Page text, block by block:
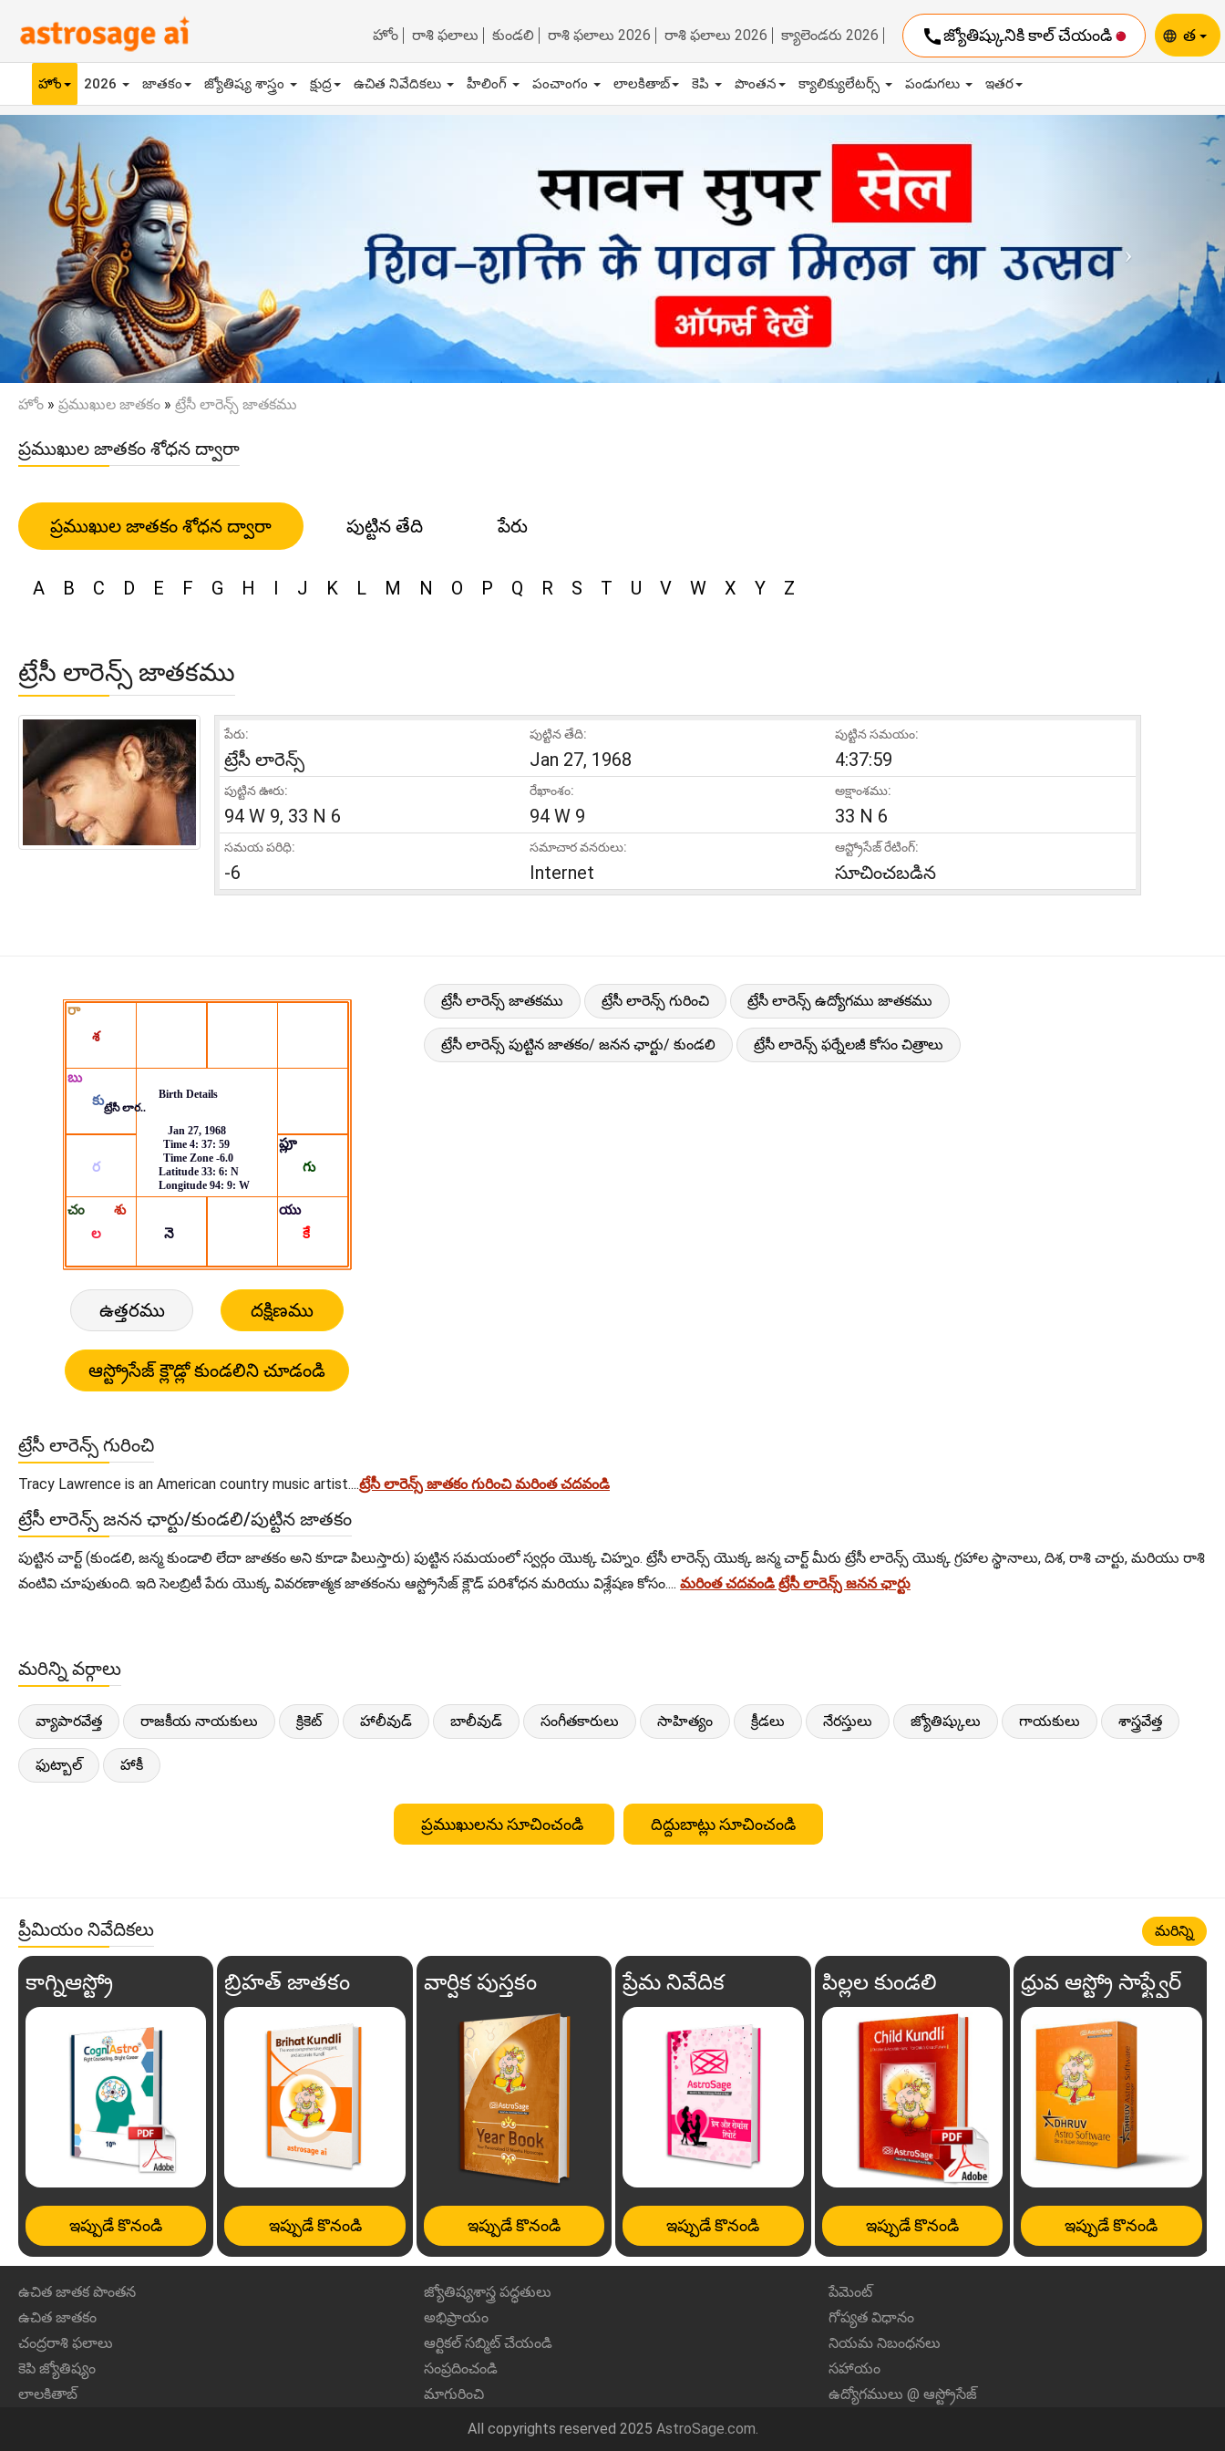
హోం రాశి ఫలాలు కుండలి రాశి ఫలాలు 2026 రాశి ఫలాలు 2026 క్యాలెండరు 2026 callజ్యోతిష్కునికి కాల్ చేయండి language త
హోం 2026 జాతకం జ్యోతిష్య శాస్త్రం క్షుద్ర ఉచిత నివేదికలు హీలింగ్ పంచాంగం లాలకితాబ్ కెపి పొంతన క్యాలిక్యులేటర్స్ పండుగలు ఇతర
Previous
హోం » ప్రముఖుల జాతకం » ట్రేసీ లారెన్స్ జాతకము
ప్రముఖుల జాతకం శోధన ద్వారా
ప్రముఖుల జాతకం శోధన ద్వారా పుట్టిన తేది పేరు
A B C D E F G H I J K L M N O P Q R S T U V W X Y Z
ట్రేసీ లారెన్స్ జాతకము
పేరు:
ట్రేసీ లారెన్స్
పుట్టిన తేది:
Jan 27, 1968
పుట్టిన సమయం:
4:37:59
పుట్టిన ఊరు:
94 W 9, 33 N 6
రేఖాంశం:
94 W 9
అక్షాంశము:
33 N 6
సమయ పరిధి:
-6
సమాచార వనరులు:
Internet
ఆస్ట్రోసేజ్ రేటింగ్:
సూచించబడిన
ఉత్తరము దక్షిణము
ట్రేసీ లారెన్స్ జాతకము ట్రేసీ లారెన్స్ గురించి ట్రేసీ లారెన్స్ ఉద్యోగము జాతకము
ట్రేసీ లారెన్స్ పుట్టిన జాతకం/ జనన ఛార్టు/ కుండలి ట్రేసీ లారెన్స్ ఫర్నేలజీ కోసం చిత్రాలు
ట్రేసీ లారెన్స్ గురించి
Tracy Lawrence is an American country music artist....ట్రేసీ లారెన్స్ జాతకం గురించి మరింత చదవండి
ట్రేసీ లారెన్స్ జనన ఛార్టు/కుండలి/పుట్టిన జాతకం
పుట్టిన చార్ట్ (కుండలి, జన్మ కుండాలి లేదా జాతకం అని కూడా పిలుస్తారు) పుట్టిన సమయంలో స్వర్గం యొక్క చిహ్నం. ట్రేసీ లారెన్స్ యొక్క జన్మ చార్ట్ మీరు ట్రేసీ లారెన్స్ యొక్క గ్రహాల స్థానాలు, దిశ, రాశి చార్టు, మరియు రాశి
వంటివి చూపుతుంది. ఇది సెలబ్రిటీ పేరు యొక్క వివరణాత్మక జాతకంను ఆస్ట్రోసేజ్ క్లౌడ్ పరిశోధన మరియు విశ్లేషణ కోసం.... మరింత చదవండి ట్రేసీ లారెన్స్ జనన ఛార్టు
మరిన్ని వర్గాలు
వ్యాపారవేత్త రాజకీయ నాయకులు క్రికెట్ హాలీవుడ్ బాలీవుడ్ సంగీతకారులు సాహిత్యం క్రీడలు నేరస్తులు జ్యోతిష్కులు గాయకులు శాస్త్రవేత్త
ఫుట్బాల్ హాకీ
ప్రముఖులను సూచించండి దిద్దుబాట్లు సూచించండి
ప్రీమియం నివేదికలు మరిన్ని
కాగ్నిఆస్ట్రో
ఇప్పుడే కొనండి
బ్రిహత్ జాతకం
ఇప్పుడే కొనండి
వార్షిక పుస్తకం
ఇప్పుడే కొనండి
ప్రేమ నివేదిక
ఇప్పుడే కొనండి
పిల్లల కుండలి
ఇప్పుడే కొనండి
ధ్రువ ఆస్ట్రో సాఫ్ట్వేర్
ఇప్పుడే కొనండి
ఉచిత జాతక పొంతన
ఉచిత జాతకం
చంద్రరాశి ఫలాలు
కెపి జ్యోతిష్యం
లాలకితాబ్
జ్యోతిష్యశాస్త్ర పద్ధతులు
అభిప్రాయం
ఆర్టికల్ సబ్మిట్ చేయండి
సంప్రదించండి
మాగురించి
పేమెంట్
గోప్యత విధానం
నియమ నిబంధనలు
సహాయం
ఉద్యోగములు @ ఆస్ట్రోసేజ్
All copyrights reserved 2025 AstroSage.com.